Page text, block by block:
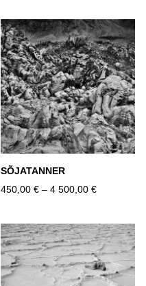
SÕJATANNER
450,00 € – 4 500,00 €